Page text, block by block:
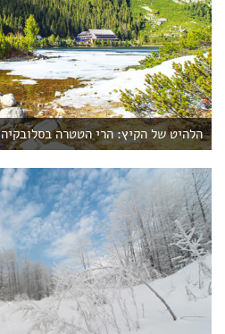
הלהיט של הקיץ: הרי הטטרה בסלובקיה